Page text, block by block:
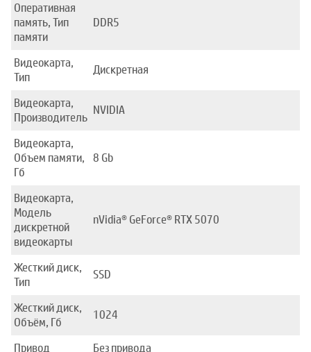
Оперативная
память, Тип
памяти
DDR5
Видеокарта,
Тип
Дискретная
Видеокарта,
Производитель
NVIDIA
Видеокарта,
Объем памяти,
Гб
8 Gb
Видеокарта,
Модель
дискретной
видеокарты
nVidia® GeForce® RTX 5070
Жесткий диск,
Тип
SSD
Жесткий диск,
Объём, Гб
1024
Привод
Без привода